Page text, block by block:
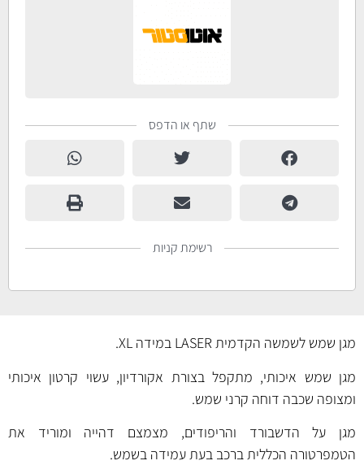
שתף או הדפס
רשימת קניות
מגן שמש לשמשה הקדמית LASER במידה XL.
מגן שמש איכותי, מתקפל בצורת אקורדיון, עשוי קרטון איכותי
ומצופה שכבה דוחה קרני שמש.
מגן על הדשבורד והריפודים, מצמצם דהייה ומוריד את
הטמפרטורה הכללית ברכב בעת עמידה בשמש.